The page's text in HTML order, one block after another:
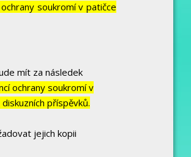
soukromí v patičce
mít za následek
ochrany soukromí v
příspěvků.
jejich kopii